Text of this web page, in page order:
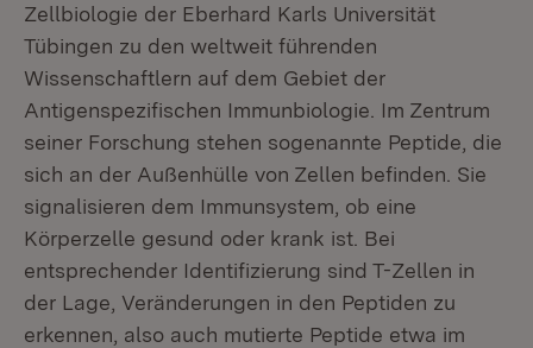
Zellbiologie der Eberhard Karls Universität
Tübingen zu den weltweit führenden
Wissenschaftlern auf dem Gebiet der
Antigenspezifischen Immunbiologie. Im Zentrum
seiner Forschung stehen sogenannte Peptide, die
sich an der Außenhülle von Zellen befinden. Sie
signalisieren dem Immunsystem, ob eine
Körperzelle gesund oder krank ist. Bei
entsprechender Identifizierung sind T-Zellen in
der Lage, Veränderungen in den Peptiden zu
erkennen, also auch mutierte Peptide etwa im